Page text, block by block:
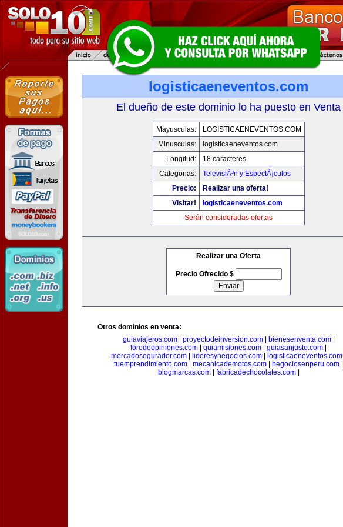
logisticaeneventos.com
El dueño de este dominio lo ha puesto en Venta
Mayusculas:
LOGISTICAENEVENTOS.COM
Minusculas:
logisticaeneventos.com
Longitud:
18 caracteres
Categorias:
TelevisiÃ³n y EspectÃ¡culos
Precio:
Realizar una oferta!
Visitar!
logisticaeneventos.com
Serán consideradas ofertas
Realizar una Oferta
Precio Ofrecido $
Otros dominios en venta:
guiaviajeros.com| proyectodeinversion.com| bienesenventa.com|
forodeopiniones.com
guiamisiones.com guiasanjusto.com
mercadosegurador.com
lideresynegocios.com logisticaeneventos.com
tuemprendimiento.com
mecanicademotos.com negociosenperu.com
blogmarcas.com| fabricadechocolates.com|